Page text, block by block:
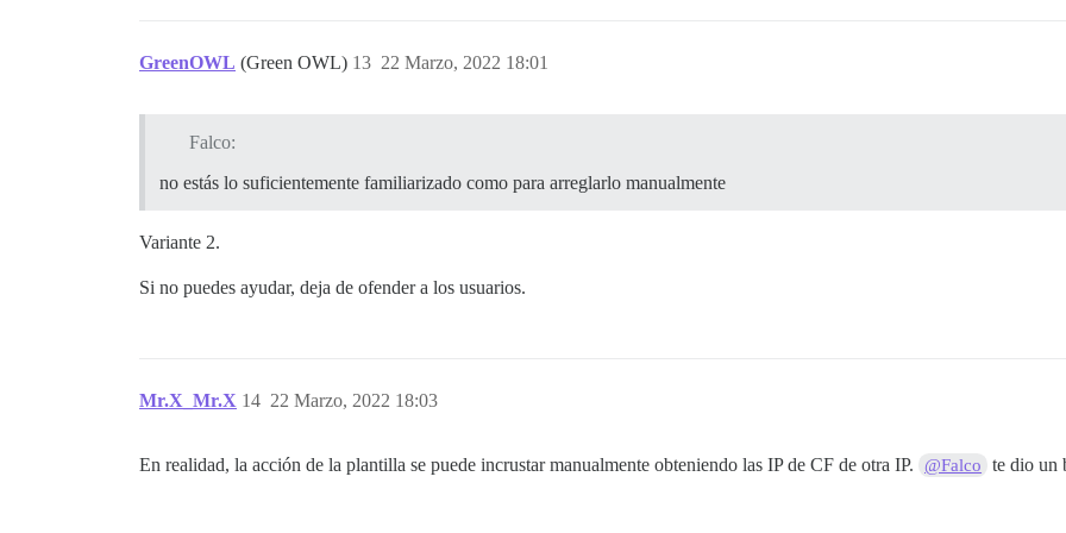
GreenOWL (Green OWL) 22 Marzo, 2022 18:01
13
Falco:
no estás lo suficientemente familiarizado como para arreglarlo manualmente
Variante 2.
Si no puedes ayudar, deja de ofender a los usuarios.
Mr.X_Mr.X 22 Marzo, 2022 18:03
14
En realidad, la acción de la plantilla se puede incrustar manualmente obteniendo las IP de CF de otra IP. @Falco te dio un